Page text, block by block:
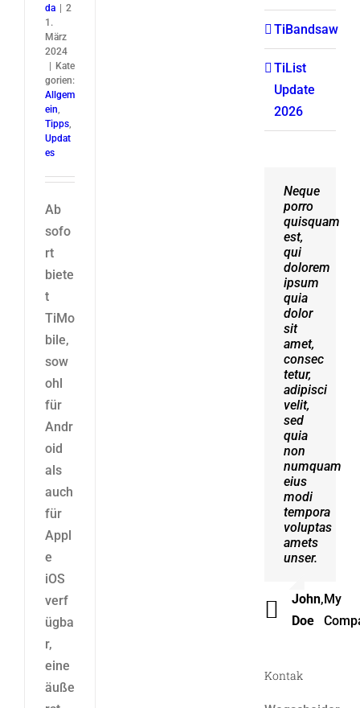
da
2
1.
März
2024
Kate
gorien:
Allgem
ein,
Tipps,
Updat
es
Ab
sofo
rt
biete
t
TiMo
bile,
sow
ohl
für
Andr
oid
als
auch
für
Appl
e
iOS
verf
ügba
r,
eine
äuße
TiBandsaw
TiList
Update
2026
Neque
porro
quisquam
est,
qui
dolorem
ipsum
quia
dolor
sit
amet,
consec
tetur,
adipisci
velit,
sed
quia
non
numquam
eius
modi
tempora
voluptas
amets
unser.
John
Doe
, My
Aliquam
erat
volutpat.
Quisque
at est
id
ligula
facilisis
laoreet
eget
pulvinar
nibh.
Suspendisse
at
ultrices
dui.
Curabitur
ac
felis
arcu
sadips
ipsums
fugiats
nemis.
Beck
Kontak